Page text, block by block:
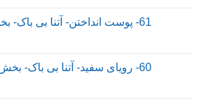
61- پوست انداختن- آتنا بی باک- بخش دوم
60- رویای سفید- آتنا بی باک- بخش اول